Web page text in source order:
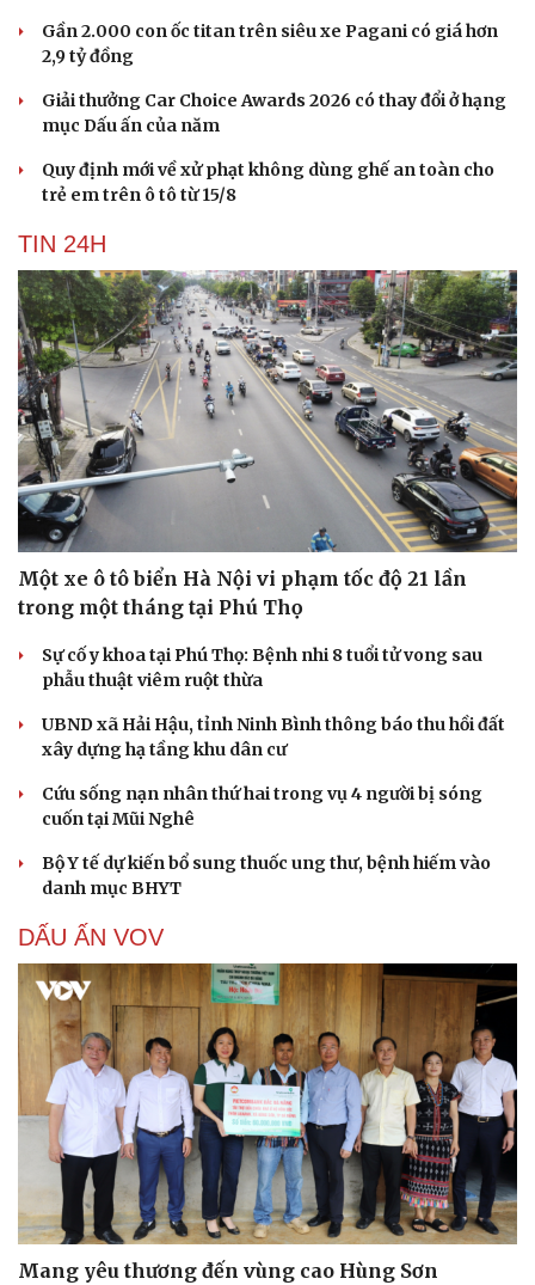
Cải chính
Gần 2.000 con ốc titan trên siêu xe Pagani có giá hơn
2,9 tỷ đồng
Giải thưởng Car Choice Awards 2026 có thay đổi ở hạng
mục Dấu ấn của năm
Quy định mới về xử phạt không dùng ghế an toàn cho
trẻ em trên ô tô từ 15/8
TIN 24H
Một xe ô tô biển Hà Nội vi phạm tốc độ 21 lần
trong một tháng tại Phú Thọ
Sự cố y khoa tại Phú Thọ: Bệnh nhi 8 tuổi tử vong sau
phẫu thuật viêm ruột thừa
UBND xã Hải Hậu, tỉnh Ninh Bình thông báo thu hồi đất
xây dựng hạ tầng khu dân cư
Cứu sống nạn nhân thứ hai trong vụ 4 người bị sóng
cuốn tại Mũi Nghê
Bộ Y tế dự kiến bổ sung thuốc ung thư, bệnh hiếm vào
danh mục BHYT
DẤU ẤN VOV
Mang yêu thương đến vùng cao Hùng Sơn